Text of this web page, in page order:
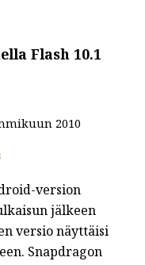
Flash 10.1
2010
version
jälkeen
versio näyttäisi
Snapdragon